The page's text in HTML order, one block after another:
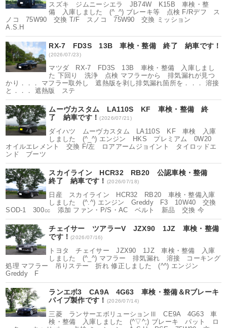
スズキ ジムニーシエラ JB74W K15B 車検・整
備 入庫しました (^_^) ブレーキ等 点検 F/Rデフ ス
ノコ 75W90 交換 T/F スノコ 75W90 交換 ミッション
A.S.H
RX-7 FD3S 13B 車検・整備 終了 納車です！
(2026/07/23)
マツダ RX-7 FD3S 13B 車検・整備 入庫しまし
た 下回り 洗浄 点検 マフラーから 排気漏れが見つ
かり．．． マフラー取外し 遮熱版を剥し排気漏れ箇所を．．． 溶接
と．．． 遮熱版 ステ
ムーヴカスタム LA110S KF 車検・整備 終
了 納車です！(2026/07/21)
ダイハツ ムーヴカスタム LA110S KF 車検 入庫
しました (^_^) エンジン HKS プレミアム 0W20
オイルエレメント 交換 F/左 ロアアームジョイント タイロッドエ
ンド ブーツ
スカイライン HCR32 RB20 公認車検・整備
終了 納車です！ (2026/07/18)
日産 スカイライン HCR32 RB20 車検・整備入庫
しました (^.^) エンジン Greddy F3 10W40 交換
SOD-1 300㏄ 添加 ファン・P/S・AC ベルト 新品 交換 今
チェイサー ツアラーV JZX90 1JZ 車検・整備
です！(2026/07/16)
トヨタ チェイサー JZX90 1JZ 車検・整備 入庫
しました (^_^) マフラー 排気漏れ 溶接 コーキング
処理 マフラー 吊りステー 折れ 修正しました (^^) エンジン
Greddy F
ランエボ3 CA9A 4G63 車検・整備＆Rブレーキ
パイプ製作です！ (2026/07/14)
三菱 ランサーエボリューションⅢ CE9A 4G63 車
検・整備 入庫しました (^▽^;) ブレーキ パット ロ